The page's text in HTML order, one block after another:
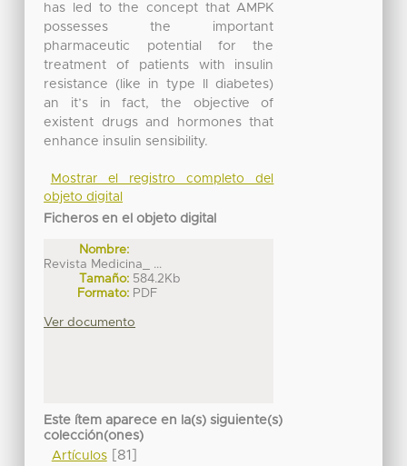
has led to the concept that AMPK
possesses the important
pharmaceutic potential for the
treatment of patients with insulin
resistance (like in type II diabetes)
an it’s in fact, the objective of
existent drugs and hormones that
enhance insulin sensibility.
Mostrar el registro completo del
objeto digital
Ficheros en el objeto digital
Nombre:
Revista Medicina_ ...
Tamaño: 584.2Kb
Formato: PDF
Ver documento
Este ítem aparece en la(s) siguiente(s)
colección(ones)
Artículos[81]